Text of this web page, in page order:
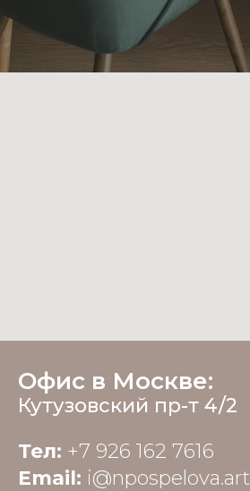
Офис в Москве:
Кутузовский пр-т 4/2
Тел: +7 926 162 7616
Email: i@npospelova.art